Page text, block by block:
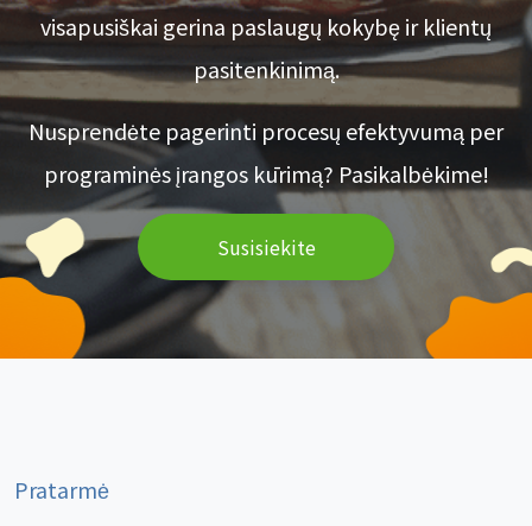
visapusiškai gerina paslaugų kokybę ir klientų
pasitenkinimą.
Nusprendėte pagerinti procesų efektyvumą per
programinės įrangos kūrimą? Pasikalbėkime!
Susisiekite
Pratarmė